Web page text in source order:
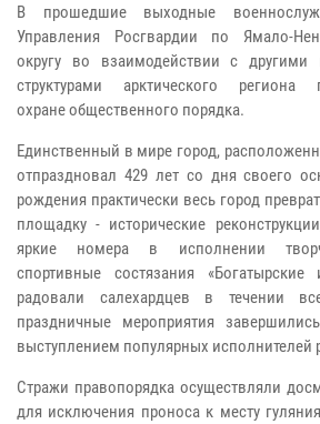
В прошедшие выходные
Управления Росгвардии по Ямало-
округу во взаимодействии с другими
структурами арктического
охране общественного порядка.
Единственный в мире город,
отпраздновал 429 лет со дня своего
рождения практически весь город
площадку - исторические
яркие номера в исполнении
спортивные состязания
радовали салехардцев в течении
праздничные мероприятия
выступлением популярных исполнителей
Стражи правопорядка осуществляли
для исключения проноса к месту